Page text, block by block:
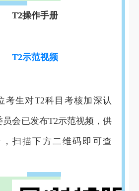
T2操作手册
T2示范视频
考生对T2科目考核加深认
员会已发布T2示范视频，供
扫描下方二维码即可查